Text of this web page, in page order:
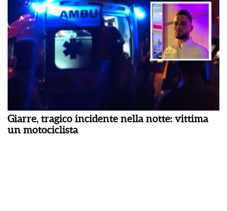
Giarre, tragico incidente nella notte: vittima
un motociclista